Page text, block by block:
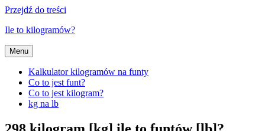
Przejdź do treści
Ile to kilogramów?
Menu
Kalkulator kilogramów na funty
Co to jest funt?
Co to jest kilogram?
kg na lb